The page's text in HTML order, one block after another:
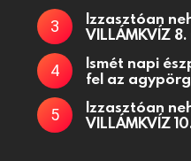
Izzasztóan
VILLÁMKVÍZ 8.
Ismét napi
fel az
Izzasztóan
VILLÁMKVÍZ